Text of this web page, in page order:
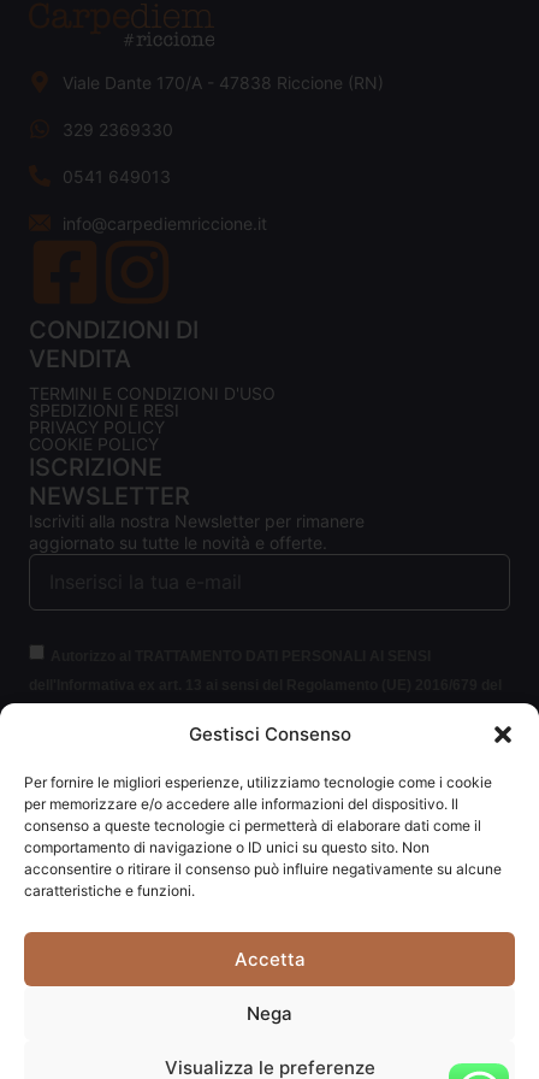
Gestisci Consenso
Per fornire le migliori esperienze, utilizziamo tecnologie come i cookie
per memorizzare e/o accedere alle informazioni del dispositivo. Il
consenso a queste tecnologie ci permetterà di elaborare dati come il
comportamento di navigazione o ID unici su questo sito. Non
acconsentire o ritirare il consenso può influire negativamente su alcune
caratteristiche e funzioni.
Accetta
Nega
Visualizza le preferenze
Viale Dante 170/A - 47838 Riccione (RN)
329 2369330
0541 649013
info@carpediemriccione.it
CONDIZIONI DI
VENDITA
TERMINI E CONDIZIONI D'USO
SPEDIZIONI E RESI
PRIVACY POLICY
COOKIE POLICY
ISCRIZIONE
NEWSLETTER
Iscriviti alla nostra Newsletter per rimanere
aggiornato su tutte le novità e offerte.
protezione delle persone fisiche con riguardo al trattamento dei dati
informazioni.
ISCRIVITI ALLA NEWSLETTER
Carpediem di Traversa Monia | P.IVA: 03415840408 | REA: